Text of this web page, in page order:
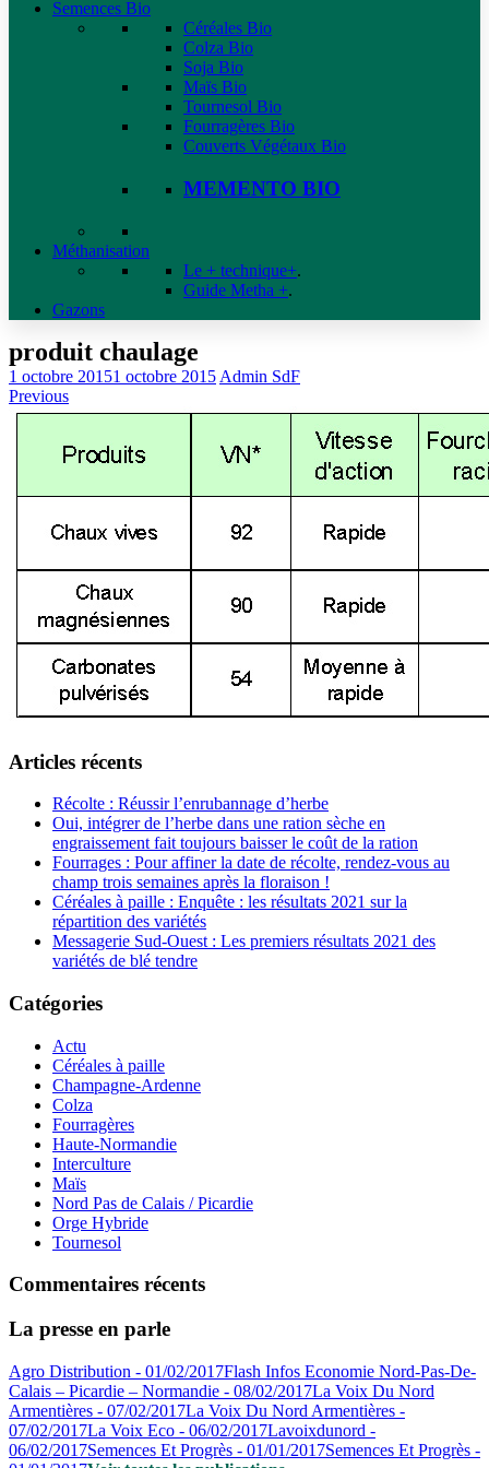
Semences Bio
Céréales Bio
Colza Bio
Soja Bio
Maïs Bio
Tournesol Bio
Fourragères Bio
Couverts Végétaux Bio
MEMENTO BIO
Méthanisation
Le + technique+.
Guide Metha +.
Gazons
produit chaulage
1 octobre 20151 octobre 2015 Admin SdF
Previous
Articles récents
Récolte : Réussir l’enrubannage d’herbe
Oui, intégrer de l’herbe dans une ration sèche en
engraissement fait toujours baisser le coût de la ration
Fourrages : Pour affiner la date de récolte, rendez-vous au
champ trois semaines après la floraison !
Céréales à paille : Enquête : les résultats 2021 sur la
répartition des variétés
Messagerie Sud-Ouest : Les premiers résultats 2021 des
variétés de blé tendre
Catégories
Actu
Céréales à paille
Champagne-Ardenne
Colza
Fourragères
Haute-Normandie
Interculture
Maïs
Nord Pas de Calais / Picardie
Orge Hybride
Tournesol
Commentaires récents
La presse en parle
Agro Distribution - 01/02/2017Flash Infos Economie Nord-Pas-De-
Calais – Picardie – Normandie - 08/02/2017La Voix Du Nord
Armentières - 07/02/2017La Voix Du Nord Armentières -
07/02/2017La Voix Eco - 06/02/2017Lavoixdunord -
06/02/2017Semences Et Progrès - 01/01/2017Semences Et Progrès -